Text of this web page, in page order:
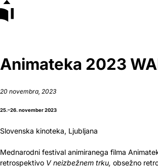
Skip to content
Animateka 2023
20 novembra, 2023
25.–26. november 2023
Slovenska kinoteka, Ljubljana
Mednarodni festival animiranega filma
retrospektivo V neizbežnem trku, obsežno